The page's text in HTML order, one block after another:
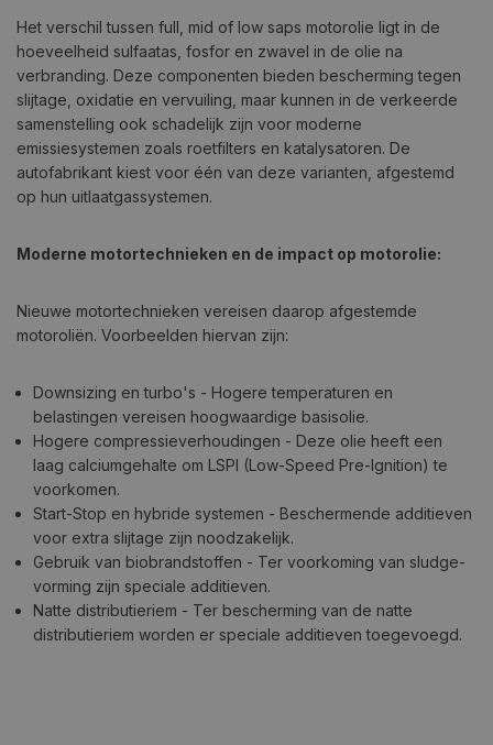
Het verschil tussen full, mid of low saps motorolie ligt in de
hoeveelheid sulfaatas, fosfor en zwavel in de olie na
verbranding. Deze componenten bieden bescherming tegen
slijtage, oxidatie en vervuiling, maar kunnen in de verkeerde
samenstelling ook schadelijk zijn voor moderne
emissiesystemen zoals roetfilters en katalysatoren. De
autofabrikant kiest voor één van deze varianten, afgestemd
op hun uitlaatgassystemen.
Moderne motortechnieken en de impact op motorolie:
Nieuwe motortechnieken vereisen daarop afgestemde
motoroliën. Voorbeelden hiervan zijn:
Downsizing en turbo's - Hogere temperaturen en
belastingen vereisen hoogwaardige basisolie.
Hogere compressieverhoudingen - Deze olie heeft een
laag calciumgehalte om LSPI (Low-Speed Pre-Ignition) te
voorkomen.
Start-Stop en hybride systemen - Beschermende additieven
voor extra slijtage zijn noodzakelijk.
Gebruik van biobrandstoffen - Ter voorkoming van sludge-
vorming zijn speciale additieven.
Natte distributieriem - Ter bescherming van de natte
distributieriem worden er speciale additieven toegevoegd.